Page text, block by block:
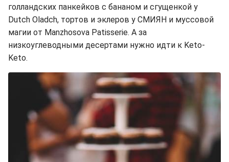
голландских панкейков с бананом и сгущенкой у
Dutch Oladch, тортов и эклеров у СМИЯН и муссовой
магии от Manzhosova Patisserie. А за
низкоуглеводными десертами нужно идти к Keto-
Keto.